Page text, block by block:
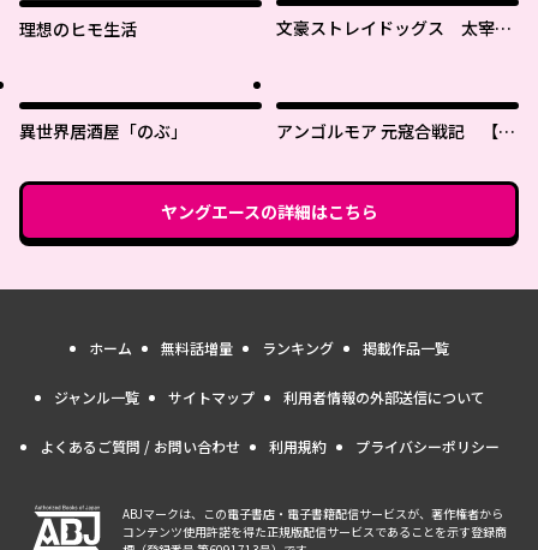
理想のヒモ生活
文豪ストレイドッグス 太宰を
異世界居酒屋「のぶ」
アンゴルモア 元寇合戦記 【博
ヤングエースの詳細はこちら
ホーム 無料話増量 ランキング 掲載作品一覧
ジャンル一覧 サイトマップ 利用者情報の外部送信について
よくあるご質問 / お問い合わせ 利用規約 プライバシーポリシー
ABJマークは、この電子書店・電子書籍配信サービスが、著作権者から
コンテンツ使用許諾を得た正規版配信サービスであることを示す登録商